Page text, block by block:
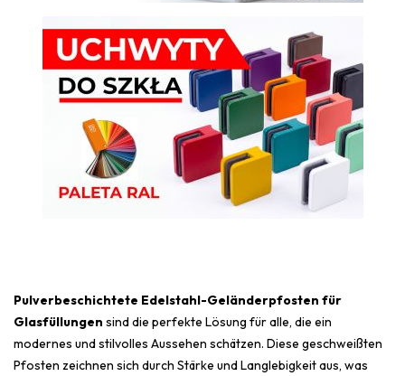
Pulverbeschichtete Edelstahl-Geländerpfosten für
Glasfüllungen sind die perfekte Lösung für alle, die ein
modernes und stilvolles Aussehen schätzen. Diese geschweißten
Pfosten zeichnen sich durch Stärke und Langlebigkeit aus, was